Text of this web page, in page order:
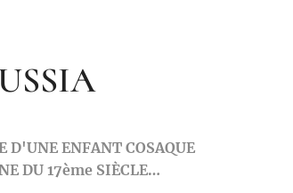
D'UNE ENFANT COSAQUE
DU 17ème SIÈCLE…